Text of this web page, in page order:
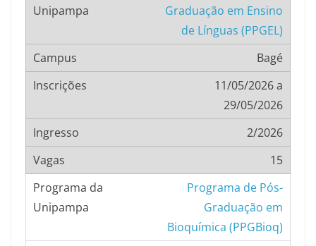
Graduação em Ensino
de Línguas (PPGEL)
Bagé
11/05/2026 a
29/05/2026
2/2026
15
Programa de Pós-
Graduação em
Bioquímica (PPGBioq)